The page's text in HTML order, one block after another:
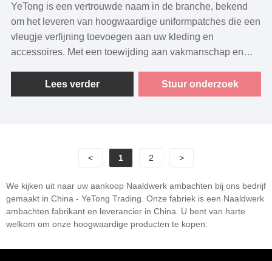
YeTong is een vertrouwde naam in de branche, bekend
om het leveren van hoogwaardige uniformpatches die een
vleugje verfijning toevoegen aan uw kleding en
accessoires. Met een toewijding aan vakmanschap en
ontwerpen die passen bij verschillende voorkeuren en
stijlen.
Lees verder Stuur onderzoek
< 1 2 >
We kijken uit naar uw aankoop Naaldwerk ambachten bij ons bedrijf
gemaakt in China - YeTong Trading. Onze fabriek is een Naaldwerk
ambachten fabrikant en leverancier in China. U bent van harte
welkom om onze hoogwaardige producten te kopen.